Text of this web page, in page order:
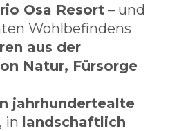
Osa Resort– und
Wohlbefindens
aus der
Natur, Fürsorge
jahrhundertealte
in landschaftlich